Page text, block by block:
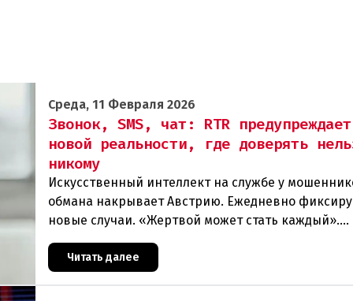
Среда, 11 Февраля 2026
Звонок, SMS, чат: RTR
новой реальности, где доверять
никому
Искусственный интеллект на службе у
обмана накрывает Австрию. Ежедневно
новые случаи. «Жертвой может стать каждый».
Мошеннические схемы в интернете с
искусЧитать далее